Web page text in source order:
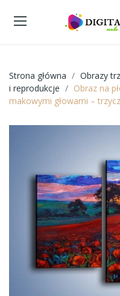
Strona główna Obrazy
i reprodukcje
Obraz na
makowymi głowami –